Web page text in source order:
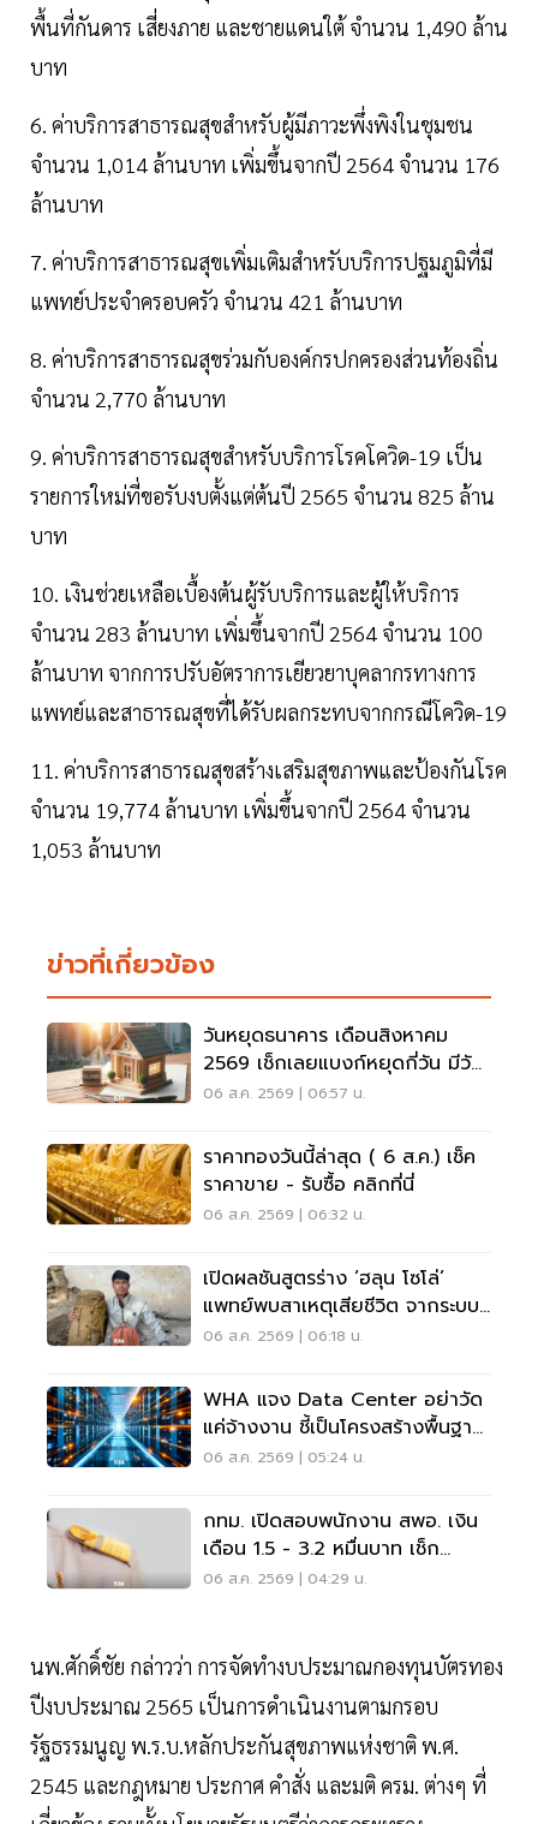
พื้นที่กันดาร เสี่ยงภาย และชายแดนใต้ จำนวน 1,490 ล้าน
บาท
6. ค่าบริการสาธารณสุขสำหรับผู้มีภาวะพึ่งพิงในชุมชน
จำนวน 1,014 ล้านบาท เพิ่มขึ้นจากปี 2564 จำนวน 176
ล้านบาท
7. ค่าบริการสาธารณสุขเพิ่มเติมสำหรับบริการปฐมภูมิที่มี
แพทย์ประจำครอบครัว จำนวน 421 ล้านบาท
8. ค่าบริการสาธารณสุขร่วมกับองค์กรปกครองส่วนท้องถิ่น
จำนวน 2,770 ล้านบาท
9. ค่าบริการสาธารณสุขสำหรับบริการโรคโควิด-19 เป็น
รายการใหม่ที่ขอรับงบตั้งแต่ต้นปี 2565 จำนวน 825 ล้าน
บาท
10. เงินช่วยเหลือเบื้องต้นผู้รับบริการและผู้ให้บริการ
จำนวน 283 ล้านบาท เพิ่มขึ้นจากปี 2564 จำนวน 100
ล้านบาท จากการปรับอัตราการเยียวยาบุคลากรทางการ
แพทย์และสาธารณสุขที่ได้รับผลกระทบจากกรณีโควิด-19
11. ค่าบริการสาธารณสุขสร้างเสริมสุขภาพและป้องกันโรค
จำนวน 19,774 ล้านบาท เพิ่มขึ้นจากปี 2564 จำนวน
1,053 ล้านบาท
ข่าวที่เกี่ยวข้อง
วันหยุดธนาคาร เดือนสิงหาคม
2569 เช็กเลยแบงก์หยุดกี่วัน มีวัน
หยุดยาวไหม
06 ส.ค. 2569 | 06:57 น.
ราคาทองวันนี้ล่าสุด ( 6 ส.ค.) เช็ค
ราคาขาย - รับซื้อ คลิกที่นี่
06 ส.ค. 2569 | 06:32 น.
เปิดผลชันสูตรร่าง ‘ฮลุน โซโล่’
แพทย์พบสาเหตุเสียชีวิต จากระบบ
หัวใจล้มเหลว
06 ส.ค. 2569 | 06:18 น.
WHA แจง Data Center อย่าวัด
แค่จ้างงาน ชี้เป็นโครงสร้างพื้นฐาน
เศรษฐกิจดิจิทัล
06 ส.ค. 2569 | 05:24 น.
กทม. เปิดสอบพนักงาน สพอ. เงิน
เดือน 1.5 - 3.2 หมื่นบาท เช็ก
เงื่อนไข-วิธีสมัครที่นี่
06 ส.ค. 2569 | 04:29 น.
นพ.ศักดิ์ชัย กล่าวว่า การจัดทำงบประมาณกองทุนบัตรทอง
ปีงบประมาณ 2565 เป็นการดำเนินงานตามกรอบ
รัฐธรรมนูญ พ.ร.บ.หลักประกันสุขภาพแห่งชาติ พ.ศ.
2545 และกฎหมาย ประกาศ คำสั่ง และมติ ครม. ต่างๆ ที่